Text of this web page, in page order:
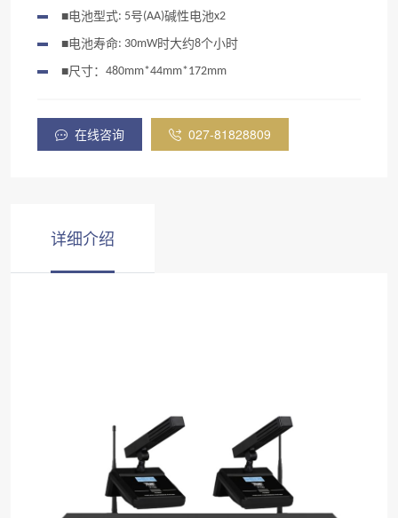
■电池型式: 5号(AA)碱性电池x2
■电池寿命: 30mW时大约8个小时
■尺寸： 480mm*44mm*172mm
在线咨询 027-81828809
详细介绍